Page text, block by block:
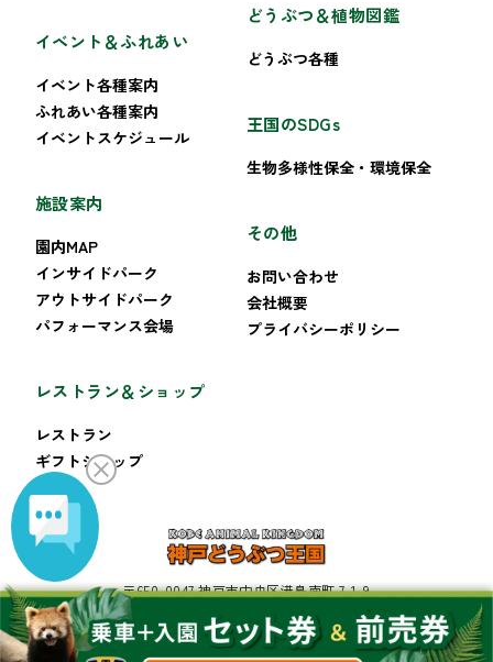
イベント＆ふれあい
イベント各種案内
ふれあい各種案内
イベントスケジュール
施設案内
園内MAP
インサイドパーク
アウトサイドパーク
パフォーマンス会場
レストラン＆ショップ
レストラン
ギフトショップ
どうぶつ＆植物図鑑
どうぶつ各種
王国のSDGs
生物多様性保全・環境保全
その他
お問い合わせ
会社概要
プライバシーポリシー
〒650-0047 神戸市中央区港島南町 7-1-9